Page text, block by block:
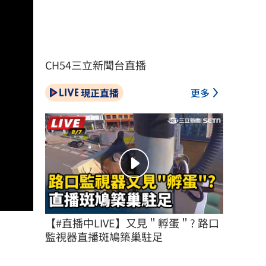
CH54三立新聞台直播
現正直播 更多
【#直播中LIVE】又見＂孵蛋＂? 路口
監視器直播斑鳩築巢駐足